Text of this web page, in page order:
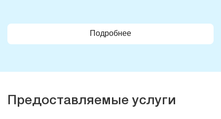
Подробнее
Предоставляемые услуги